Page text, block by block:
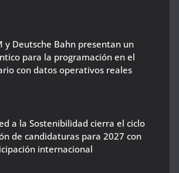
y Deutsche Bahn presentan un
para la programación en el
con datos operativos reales
a la Sostenibilidad cierra el ciclo
de candidaturas para 2027 con
internacional